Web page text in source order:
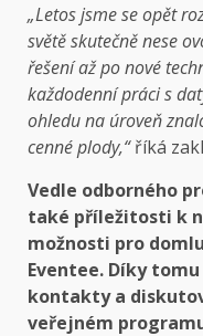
„Letos jsme se opět
světě skutečně nese
řešení až po nové
každodenní práci s
ohledu na úroveň
cenné plody,“říká
Vedle odborného
také příležitosti k
možnosti pro
Eventee. Díky
kontakty a
veřejném